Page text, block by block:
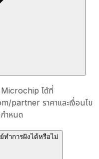
ได้ที่
partner ราคาและเงื่อนไข
ำหนด
ทำการฝังได้หรือไม่